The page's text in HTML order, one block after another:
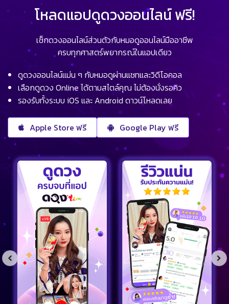
โหลดแอปดูดวงออนไลน์ ฟรี!
เช็กดวงออนไลน์ส่วนตัวกับหมอดูออนไลน์มืออาชีพ
ครบทุกศาสตร์พยากรณ์ในแอปเดียว
ดูดวงออนไลน์แม่น ๆ กับหมอดูผ่านแชทและวิดีโอคอล
เลือกดูดวง Online ได้ตามสไตล์คุณ ไม่ต้องนั่งรอคิว
รองรับทั้งระบบ iOS และ Android ดาวน์โหลดเลย
Apple Store ฟรี Google Play ฟรี